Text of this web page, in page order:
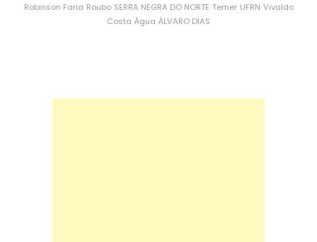
Robinson Faria Roubo SERRA NEGRA DO NORTE Temer UFRN Vivaldo
Costa Água ÁLVARO DIAS